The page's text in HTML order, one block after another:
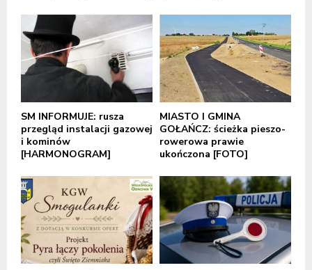
SM INFORMUJE: rusza
przegląd instalacji gazowej
i kominów
[HARMONOGRAM]
MIASTO I GMINA
GOŁAŃCZ: ścieżka pieszo-
rowerowa prawie
ukończona [FOTO]